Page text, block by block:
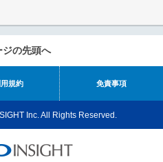
ジの先頭へ
規約 免責事項
Inc. All Rights Reserved.